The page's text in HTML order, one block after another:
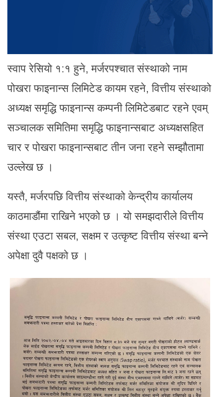
स्वाप रेसियो १:१ हुने, मर्जरपश्चात संस्थाको नाम
पोखरा फाइनान्स लिमिटेड कायम रहने, वित्तीय संस्थाको
अध्यक्ष समृद्धि फाइनान्स कम्पनी लिमिटेडबाट रहने एवम्
सञ्चालक समितिमा समृद्धि फाइनान्सबाट अध्यक्षसहित
चार र पोखरा फाइनान्सबाट तीन जना रहने सम्झौतामा
उल्लेख छ ।
यस्तै, मर्जरपछि वित्तीय संस्थाको केन्द्रीय कार्यालय
काठमाडौंमा राखिने भएको छ । यो समझदारीले वित्तीय
संस्था एउटा सबल, सक्षम र उत्कृष्ट वित्तीय संस्था बन्ने
अपेक्षा दुवै पक्षको छ ।